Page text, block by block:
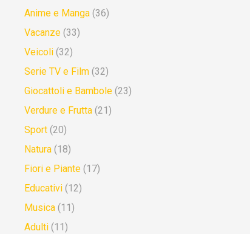
Anime e Manga (36)
Vacanze (33)
Veicoli (32)
Serie TV e Film (32)
Giocattoli e Bambole (23)
Verdure e Frutta (21)
Sport (20)
Natura (18)
Fiori e Piante (17)
Educativi (12)
Musica (11)
Adulti (11)